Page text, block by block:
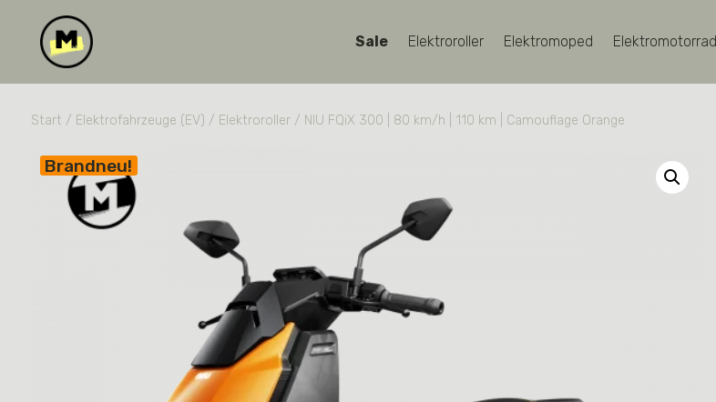
Sale Elektroroller Elektromoped Elektromotorrad
Start / Elektrofahrzeuge (EV) / Elektroroller/ NIU FQiX 300 | 80 km/h | 110 km | Camouflage Orange
Brandneu!